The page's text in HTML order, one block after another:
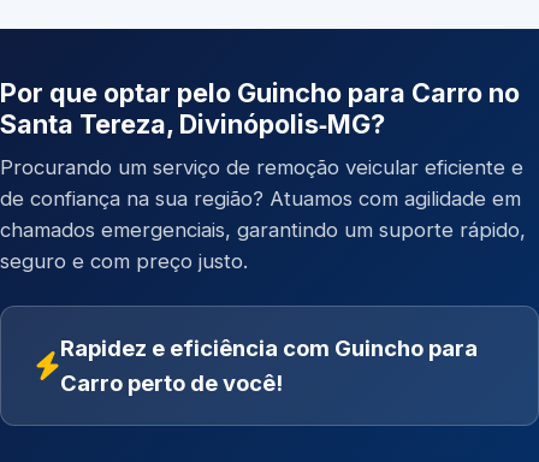
Por que optar pelo Guincho para Carro no
Santa Tereza, Divinópolis‑MG?
Procurando um serviço de remoção veicular eficiente e
de confiança na sua região? Atuamos com agilidade em
chamados emergenciais, garantindo um suporte rápido,
seguro e com preço justo.
Rapidez e eficiência com Guincho para
Carro perto de você!